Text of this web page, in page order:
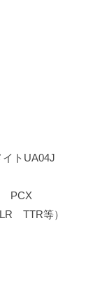
トUA04J
PCX
TTR等）